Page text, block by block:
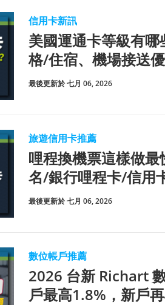
信用卡新訊
美國運通卡等級有
格/住宿、機場接送
最後更新於 七月 06, 2026
旅遊信用卡推薦
哩程換機票這樣做
名/銀行哩程卡/信用
最後更新於 七月 06, 2026
數位帳戶推薦
2026 台新 Richart
戶最高1.8%，新戶